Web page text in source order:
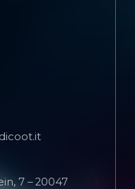
7 – 20047